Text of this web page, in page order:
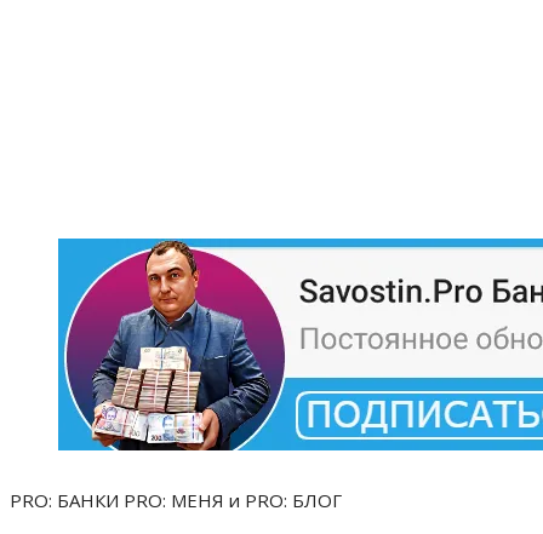
PRO: БАНКИ PRO: МЕНЯ и PRO: БЛОГ